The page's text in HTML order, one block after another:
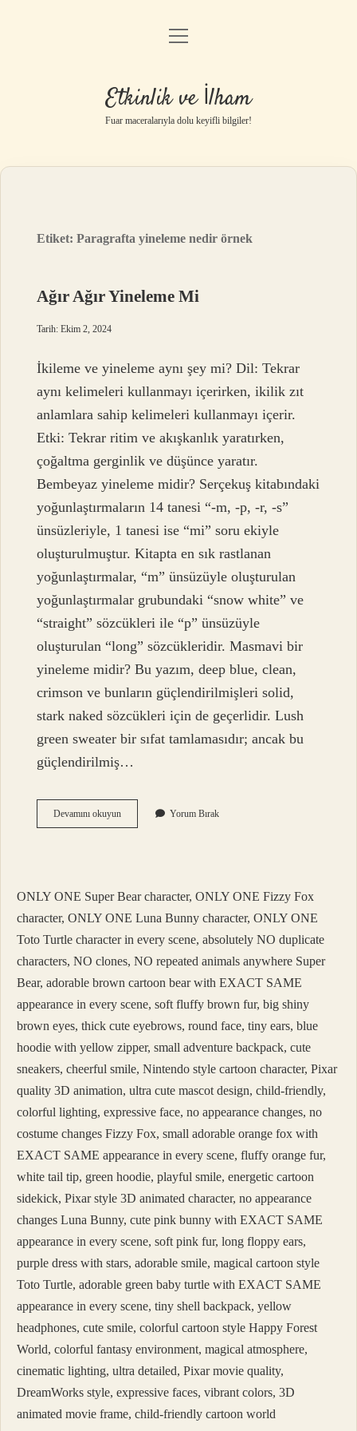
Anasayfa
Gizlilik Politikası
Yasal Uyarı
menüyü
Etkinlik ve İlham
Fuar maceralarıyla dolu keyifli bilgiler!
Etiket:Paragrafta yineleme nedir örnek
Ağır Ağır Yineleme Mi
Tarih: Ekim 2, 2024
İkileme ve yineleme aynı şey mi? Dil: Tekrar
aynı kelimeleri kullanmayı içerirken, ikilik zıt
anlamlara sahip kelimeleri kullanmayı içerir.
Etki: Tekrar ritim ve akışkanlık yaratırken,
çoğaltma gerginlik ve düşünce yaratır.
Bembeyaz yineleme midir? Serçekuş kitabındaki
yoğunlaştırmaların 14 tanesi “-m, -p, -r, -s”
ünsüzleriyle, 1 tanesi ise “mi” soru ekiyle
oluşturulmuştur. Kitapta en sık rastlanan
yoğunlaştırmalar, “m” ünsüzüyle oluşturulan
yoğunlaştırmalar grubundaki “snow white” ve
“straight” sözcükleri ile “p” ünsüzüyle
oluşturulan “long” sözcükleridir. Masmavi bir
yineleme midir? Bu yazım, deep blue, clean,
crimson ve bunların güçlendirilmişleri solid,
stark naked sözcükleri için de geçerlidir. Lush
green sweater bir sıfat tamlamasıdır; ancak bu
güçlendirilmiş…
Devamını okuyunAğır
Ağır
Yorum Bırak
ONLY ONE Super Bear character, ONLY ONE Fizzy Fox
character, ONLY ONE Luna Bunny character, ONLY ONE
Toto Turtle character in every scene, absolutely NO duplicate
characters, NO clones, NO repeated animals anywhere Super
Bear, adorable brown cartoon bear with EXACT SAME
appearance in every scene, soft fluffy brown fur, big shiny
brown eyes, thick cute eyebrows, round face, tiny ears, blue
hoodie with yellow zipper, small adventure backpack, cute
sneakers, cheerful smile, Nintendo style cartoon character, Pixar
quality 3D animation, ultra cute mascot design, child-friendly,
colorful lighting, expressive face, no appearance changes, no
costume changes Fizzy Fox, small adorable orange fox with
EXACT SAME appearance in every scene, fluffy orange fur,
white tail tip, green hoodie, playful smile, energetic cartoon
sidekick, Pixar style 3D animated character, no appearance
changes Luna Bunny, cute pink bunny with EXACT SAME
appearance in every scene, soft pink fur, long floppy ears,
purple dress with stars, adorable smile, magical cartoon style
Toto Turtle, adorable green baby turtle with EXACT SAME
appearance in every scene, tiny shell backpack, yellow
headphones, cute smile, colorful cartoon style Happy Forest
World, colorful fantasy environment, magical atmosphere,
cinematic lighting, ultra detailed, Pixar movie quality,
DreamWorks style, expressive faces, vibrant colors, 3D
animated movie frame, child-friendly cartoon world